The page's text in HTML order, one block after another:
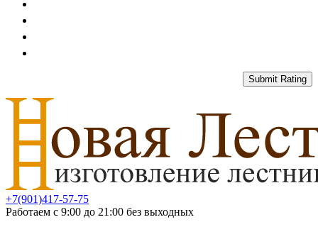
Submit Rating
+7(901)417-57-75
Работаем с 9:00 до 21:00 без выходных